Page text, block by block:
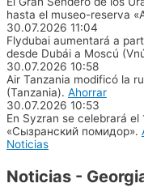
hasta el museo-reserva
30.07.2026 11:04
Flydubai aumentará a
desde Dubái a Moscú
30.07.2026 10:58
Air Tanzania modificó la
(Tanzania). Ahorrar
30.07.2026 10:53
En Syzran se celebrará
«Сызранский помидор».
Noticias
Noticias -